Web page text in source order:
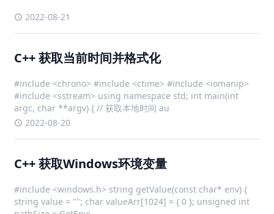
2022-08-21
C++ 获取当前时间并格式化
#include <chrono> #include <ctime> #include <iomanip>
#include <sstream> using namespace std; int main(int
argc, char **argv) { // 获取本地时间 au
2022-08-20
C++ 获取Windows环境变量
#include <windows.h> string getValue(const char* env) {
string value = ""; char valueArr[1024] = { 0 }; unsigned int